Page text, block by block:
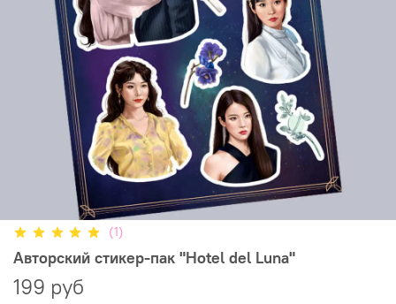
(1)
Авторский стикер-пак "Hotel del Luna"
199 руб